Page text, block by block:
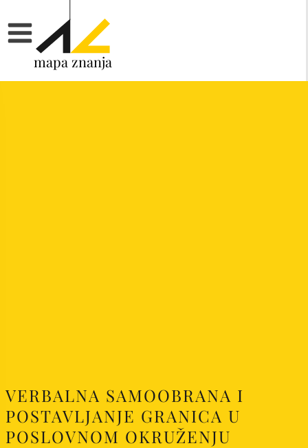
mapa znanja
VERBALNA SAMOOBRANA I
POSTAVLJANJE GRANICA U
POSLOVNOM OKRUŽENJU